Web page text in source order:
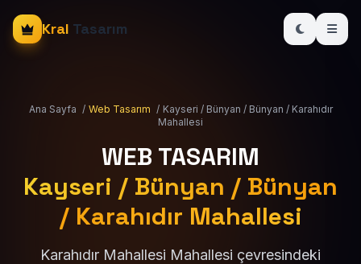
Kral Tasarım
Ana Sayfa / Web Tasarım / Kayseri / Bünyan / Bünyan / Karahıdır
Mahallesi
WEB TASARIM
Kayseri / Bünyan / Bünyan
/ Karahıdır Mahallesi
Karahıdır Mahallesi Mahallesi çevresindeki